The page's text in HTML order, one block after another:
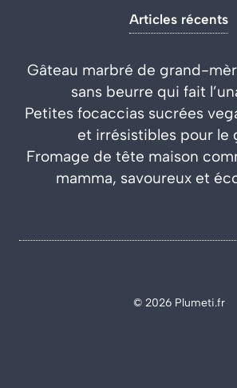
Articles récents
Gâteau marbré de grand-
sans beurre qui fait
Petites focaccias sucrées
et irrésistibles pour le
Fromage de tête maison
mamma, savoureux et
© 2026 Plumeti.fr